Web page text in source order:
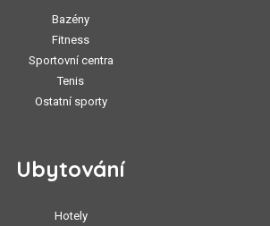
Bazény
Fitness
Sportovní centra
Tenis
Ostatní sporty
Ubytování
Hotely